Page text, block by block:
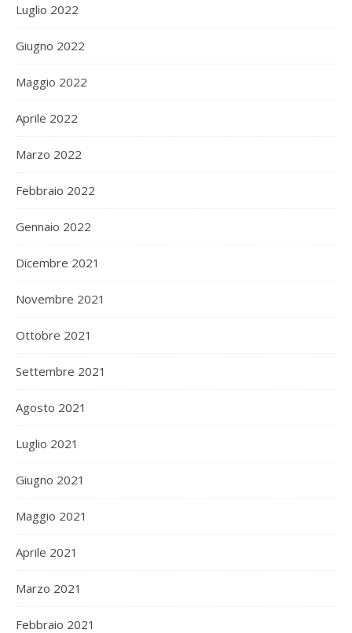
Luglio 2022
Giugno 2022
Maggio 2022
Aprile 2022
Marzo 2022
Febbraio 2022
Gennaio 2022
Dicembre 2021
Novembre 2021
Ottobre 2021
Settembre 2021
Agosto 2021
Luglio 2021
Giugno 2021
Maggio 2021
Aprile 2021
Marzo 2021
Febbraio 2021